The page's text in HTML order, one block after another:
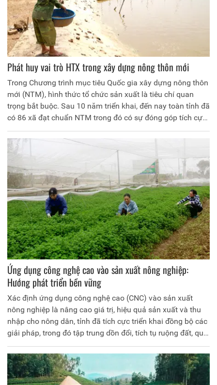
Phát huy vai trò HTX trong xây dựng nông thôn mới
Trong Chương trình mục tiêu Quốc gia xây dựng nông thôn
mới (NTM), hình thức tổ chức sản xuất là tiêu chí quan
trọng bắt buộc. Sau 10 năm triển khai, đến nay toàn tỉnh đã
có 86 xã đạt chuẩn NTM trong đó có sự đóng góp tích cực
của các Hợp tác xã (HTX) qua việc đổi mới nâng cao chất
lượng hoạt động. Cùng với việc chuyển đổi mô hình theo
Luật HTX năm 2012, các HTX hoạt động trong lĩnh vực
nông nghiệp đã tích cực ứng dụng công nghệ cao vào sản
xuất, khai thác tiềm năng thế mạnh, góp phần nâng cao
thu nhập cho người dân, thúc đẩy quá trình xây dựng NTM.
Ứng dụng công nghệ cao vào sản xuất nông nghiệp:
Hướng phát triển bền vững
Xác định ứng dụng công nghệ cao (CNC) vào sản xuất
nông nghiệp là nâng cao giá trị, hiệu quả sản xuất và thu
nhập cho nông dân, tỉnh đã tích cực triển khai đồng bộ các
giải pháp, trong đó tập trung dồn đổi, tích tụ ruộng đất, quy
hoạch vùng sản xuất tập trung, áp dụng khoa học công
nghệ vào sản xuất; thu hút doanh nghiệp vào đầu tư trong
lĩnh vực nông nghiệp CNC… Nhờ đó, nông nghiệp CNC của
tỉnh đã từng bước hình thành; nhiều mô hình sản xuất